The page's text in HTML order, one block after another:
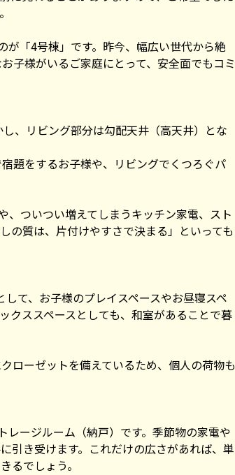
「4号棟」です。昨今、幅広い世代から絶
子様がいるご家庭にとって、安全面でもコミ
、リビング部分は勾配天井（高天井）とな
題をするお子様や、リビングでくつろぐパ
ついつい増えてしまうキッチン家電、スト
の質は、片付けやすさで決まる」といっても
て、お子様のプレイスペースやお昼寝スペ
クススペースとしても、和室があることで暮
ローゼットを備えているため、個人の荷物も
ージルーム（納戸）です。季節物の家電や
引き受けます。これだけの広さがあれば、単
るでしょう。